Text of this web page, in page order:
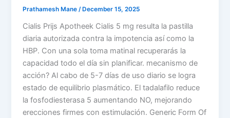
Prathamesh Mane/ December 15, 2025
Cialis Prijs Apotheek Cialis 5 mg resulta la pastilla
diaria autorizada contra la impotencia así como la
HBP. Con una sola toma matinal recuperarás la
capacidad todo el día sin planificar. mecanismo de
acción? Al cabo de 5-7 días de uso diario se logra
estado de equilibrio plasmático. El tadalafilo reduce
la fosfodiesterasa 5 aumentando NO, mejorando
erecciones firmes con estimulación. Generic Form Of